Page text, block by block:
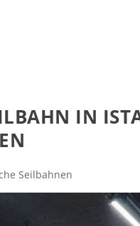
IN
Seilbahnen